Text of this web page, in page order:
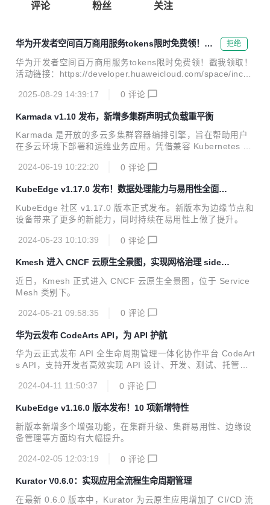
评论
粉丝 关注
华为开发者空间百万商用服务tokens限时免费领！戳
我领取！
拒绝
华为开发者空间百万商用服务tokens限时免费领！戳我领取！
活动链接：https://developer.huaweicloud.com/space/incen
ource=kfzwzdspace&utm_adplace=bwsytokenswaizhan 权
轻量体验包（¥7.00）或DeepSeek-V3 轻量体验包（¥3.5
0），代金券有效期30天。 2. 每周一至周日为一个周期，每个
账号在每个周期内只能领取1...
2025-08-29 14:39:17 0 评论
Karmada v1.10 发布，新增多集群声明式负载重平衡
Karmada 是开放的多云多集群容器编排引擎，旨在帮助用户
在多云环境下部署和运维业务应用。凭借兼容 Kubernetes 原
且仍可保持与 Kubernetes 周边生态工具链协同。
2024-06-19 10:22:20 0 评论
KubeEdge v1.17.0 发布！数据处理能力与易用性全面提
升
KubeEdge 社区 v1.17.0 版本正式发布。新版本为边缘节点和
设备带来了更多的新能力，同时持续在易用性上做了提升。
2024-05-23 10:10:39 0 评论
Kmesh 进入 CNCF 云原生全景图，实现网格治理 sidec
arless 化
近日，Kmesh 正式进入 CNCF 云原生全景图，位于 Service
Mesh 类别下。
2024-05-21 09:58:35 0 评论
华为云发布 CodeArts API，为 API 护航
华为云正式发布 API 全生命周期管理一体化协作平台 CodeArt
s API，支持开发者高效实现 API 设计、开发、测试、托管、
Arts API 保证了 API 各阶段数据高度一致，为开发者提供友好
2024-04-11 11:50:37 0 评论
KubeEdge v1.16.0 版本发布！10 项新增特性
新版本新增多个增强功能，在集群升级、集群易用性、边缘设
备管理等方面均有大幅提升。
2024-02-05 12:03:19 0 评论
Kurator V0.6.0：实现应用全流程生命周期管理
在最新 0.6.0 版本中，Kurator 为云原生应用增加了 CI/CD 流